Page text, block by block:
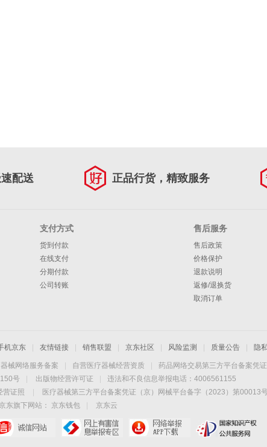
配送 正品行货，精致服务
支付方式
货到付款
在线支付
分期付款
公司转账
售后服务
售后政策
价格保护
退款说明
返修/退换货
取消订单
机京东 友情链接 销售联盟 京东社区 风险监测 质量公告 隐
械网络服务备案 自营医疗器械经营资质 药品网络交易第三方平台备案凭证
号
出版物经营许可证
违法和不良信息举报电话：4006561155
营证照 医疗器械第三方平台备案凭证（京）网械平台备字（2023）第00013
京东旗下网站：
京东钱包
京东云